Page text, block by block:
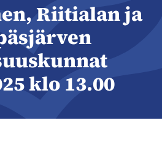
Riitialan ja
klo 13.00